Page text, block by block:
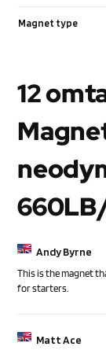
Magnet type
12
Andy Byrne
This is the magnet
for starters.
Matt Ace